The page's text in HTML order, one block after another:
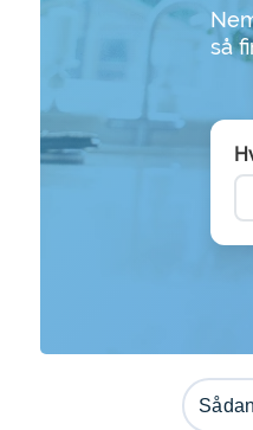
så